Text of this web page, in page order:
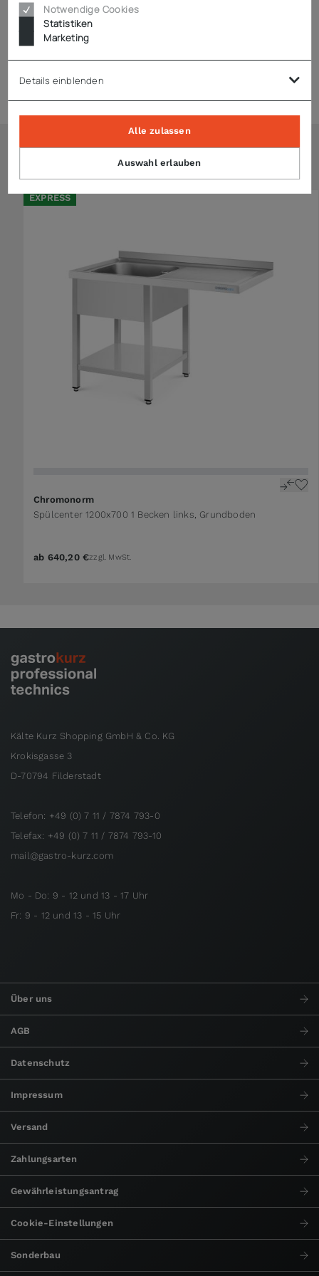
Zubehör
Expressversand
Ähnliche Artikel
EXPRESS
Chromonorm
Spülcenter 1200x700 1 Becken links, Grundboden
ab 640,20 €zzgl. MwSt.
Kälte Kurz Shopping GmbH & Co. KG
Krokisgasse 3
D-70794 Filderstadt
Telefon: +49 (0) 7 11 / 7874 793-0
Telefax: +49 (0) 7 11 / 7874 793-10
mail@gastro-kurz.com
Mo - Do: 9 - 12 und 13 - 17 Uhr
Fr: 9 - 12 und 13 - 15 Uhr
Über uns
AGB
Datenschutz
Impressum
Versand
Zahlungsarten
Gewährleistungsantrag
Cookie-Einstellungen
Sonderbau
Notwendige Cookies
Statistiken
Marketing
Details einblenden
Auswahl erlauben
Alle zulassen